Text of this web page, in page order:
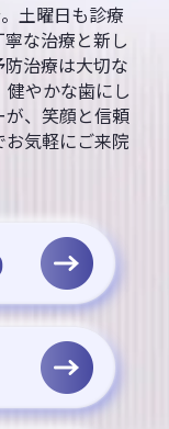
土曜日も診療
な治療と新し
治療は大切な
やかな歯にし
が、笑顔と信頼
気軽にご来院